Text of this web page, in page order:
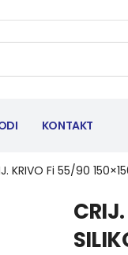
KONTAKT
KRIVO Fi 55/90